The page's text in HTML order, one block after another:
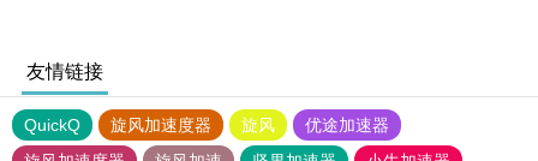
友情链接
QuickQ 旋风加速度器 旋风
优途加速器